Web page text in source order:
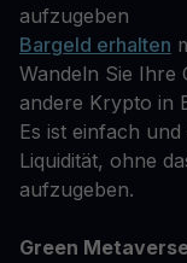
aufzugeben
Bargeld erhalten
Wandeln Sie Ihre
andere Krypto in
Es ist einfach
Liquidität, ohne
aufzugeben.
Green